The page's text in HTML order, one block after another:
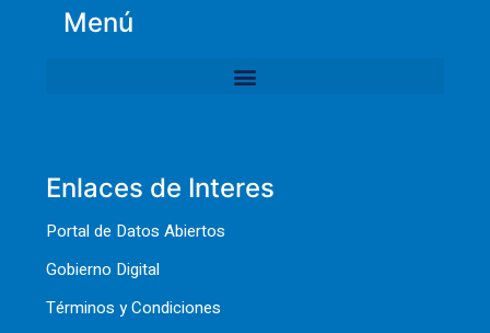
Menú
Enlaces de Interes
Portal de Datos Abiertos
Gobierno Digital
Términos y Condiciones